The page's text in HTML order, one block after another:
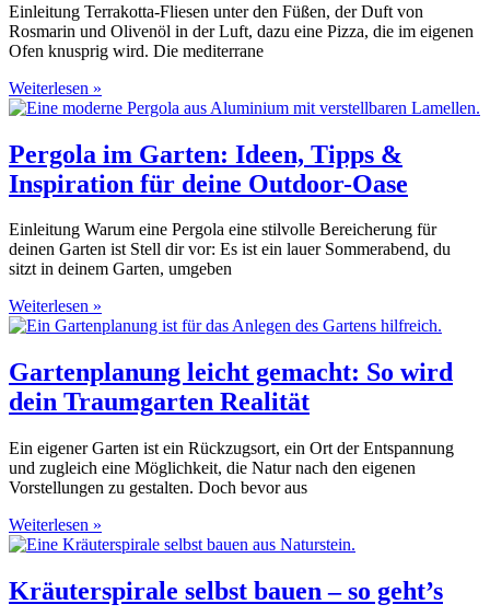
Einleitung Terrakotta-Fliesen unter den Füßen, der Duft von
Rosmarin und Olivenöl in der Luft, dazu eine Pizza, die im eigenen
Ofen knusprig wird. Die mediterrane
Weiterlesen »
Pergola im Garten: Ideen, Tipps &
Inspiration für deine Outdoor-Oase
Einleitung Warum eine Pergola eine stilvolle Bereicherung für
deinen Garten ist Stell dir vor: Es ist ein lauer Sommerabend, du
sitzt in deinem Garten, umgeben
Weiterlesen »
Gartenplanung leicht gemacht: So wird
dein Traumgarten Realität
Ein eigener Garten ist ein Rückzugsort, ein Ort der Entspannung
und zugleich eine Möglichkeit, die Natur nach den eigenen
Vorstellungen zu gestalten. Doch bevor aus
Weiterlesen »
Kräuterspirale selbst bauen – so geht’s